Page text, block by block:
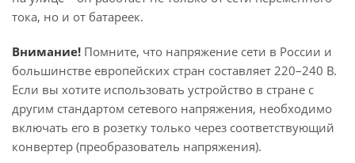
тока, но и от батареек.
Внимание! Помните, что напряжение сети в России и
большинстве европейских стран составляет 220–240 В.
Если вы хотите использовать устройство в стране с
другим стандартом сетевого напряжения, необходимо
включать его в розетку только через соответствующий
конвертер (преобразователь напряжения).